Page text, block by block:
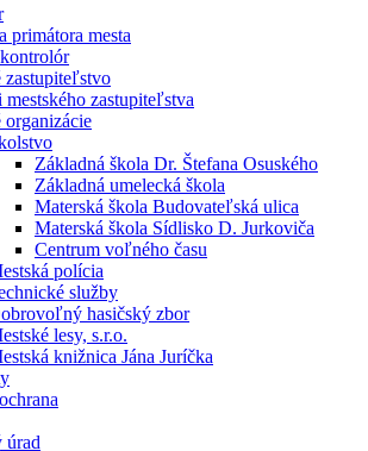
primátora mesta
zastupiteľstvo
mestského zastupiteľstva
organizácie
Základná škola Dr. Štefana Osuského
Základná umelecká škola
Materská škola Budovateľská ulica
Materská škola Sídlisko D. Jurkoviča
Centrum voľného času
polícia
služby
hasičský zbor
lesy, s.r.o.
knižnica Jána Juríčka
úrad